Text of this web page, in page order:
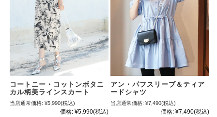
コートニー・コットンボタニ
カル柄美ラインスカート
当店通常価格: ¥5,990(税込)
価格: ¥5,990(税込)
アン・パフスリーブ＆ティア
ードシャツ
当店通常価格: ¥7,490(税込)
価格: ¥7,490(税込)